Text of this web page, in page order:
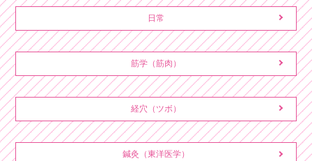
日常
筋学（筋肉）
経穴（ツボ）
鍼灸（東洋医学）